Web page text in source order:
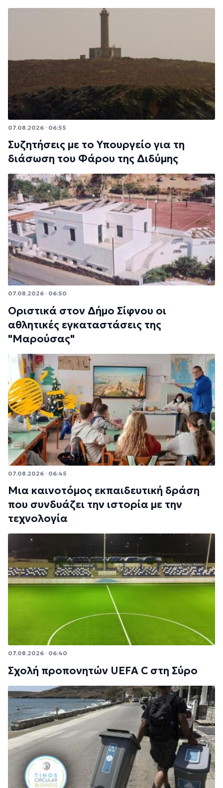
07.08.2026 · 06:55
Συζητήσεις με το Υπουργείο για τη
διάσωση του Φάρου της Διδύμης
07.08.2026 · 06:50
Οριστικά στον Δήμο Σίφνου οι
αθλητικές εγκαταστάσεις της
"Μαρούσας"
07.08.2026 · 06:45
Μια καινοτόμος εκπαιδευτική δράση
που συνδυάζει την ιστορία με την
τεχνολογία
07.08.2026 · 06:40
Σχολή προπονητών UEFA C στη Σύρο